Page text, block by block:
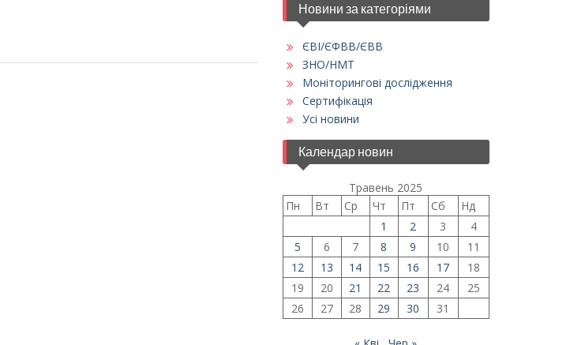
Новини за категоріями
ЄВІ/ЄФВВ/ЄВВ
ЗНО/НМТ
Моніторингові дослідження
Сертифікація
Усі новини
Календар новин
Травень 2025
Пн
Вт Ср Чт Пт Сб
Нд
1
2 3
4
5
6 7 8 9 10
11
12
13 14 15 16 17
18
19
20 21 22 23 24
25
26
27 28 29 30 31